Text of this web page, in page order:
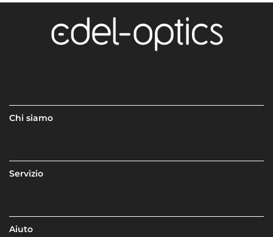
Chi siamo
Servizio
Aiuto